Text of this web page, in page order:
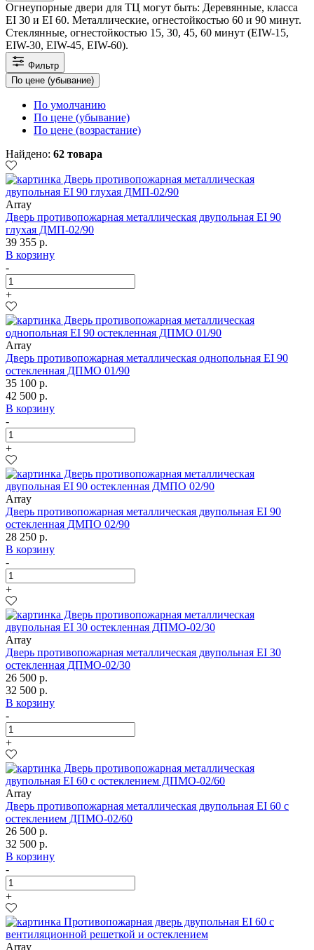
Огнеупорные двери для ТЦ могут быть: Деревянные, класса
EI 30 и EI 60. Металлические, огнестойкостью 60 и 90 минут.
Стеклянные, огнестойкостью 15, 30, 45, 60 минут (EIW-15,
EIW-30, EIW-45, EIW-60).
Фильтр
По цене (убывание)
По умолчанию
По цене (убывание)
По цене (возрастание)
Найдено: 62 товара
Array
Дверь противопожарная металлическая двупольная EI 90
глухая ДМП-02/90
39 355 р.
В корзину
-
+
Array
Дверь противопожарная металлическая однопольная EI 90
остекленная ДПМО 01/90
35 100 р.
42 500 р.
В корзину
-
+
Array
Дверь противопожарная металлическая двупольная EI 90
остекленная ДМПО 02/90
28 250 р.
В корзину
-
+
Array
Дверь противопожарная металлическая двупольная EI 30
остекленная ДПМО-02/30
26 500 р.
32 500 р.
В корзину
-
+
Array
Дверь противопожарная металлическая двупольная EI 60 с
остеклением ДПМО-02/60
26 500 р.
32 500 р.
В корзину
-
+
Array